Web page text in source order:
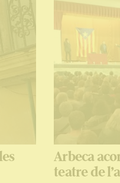
Arbeca
teatre de